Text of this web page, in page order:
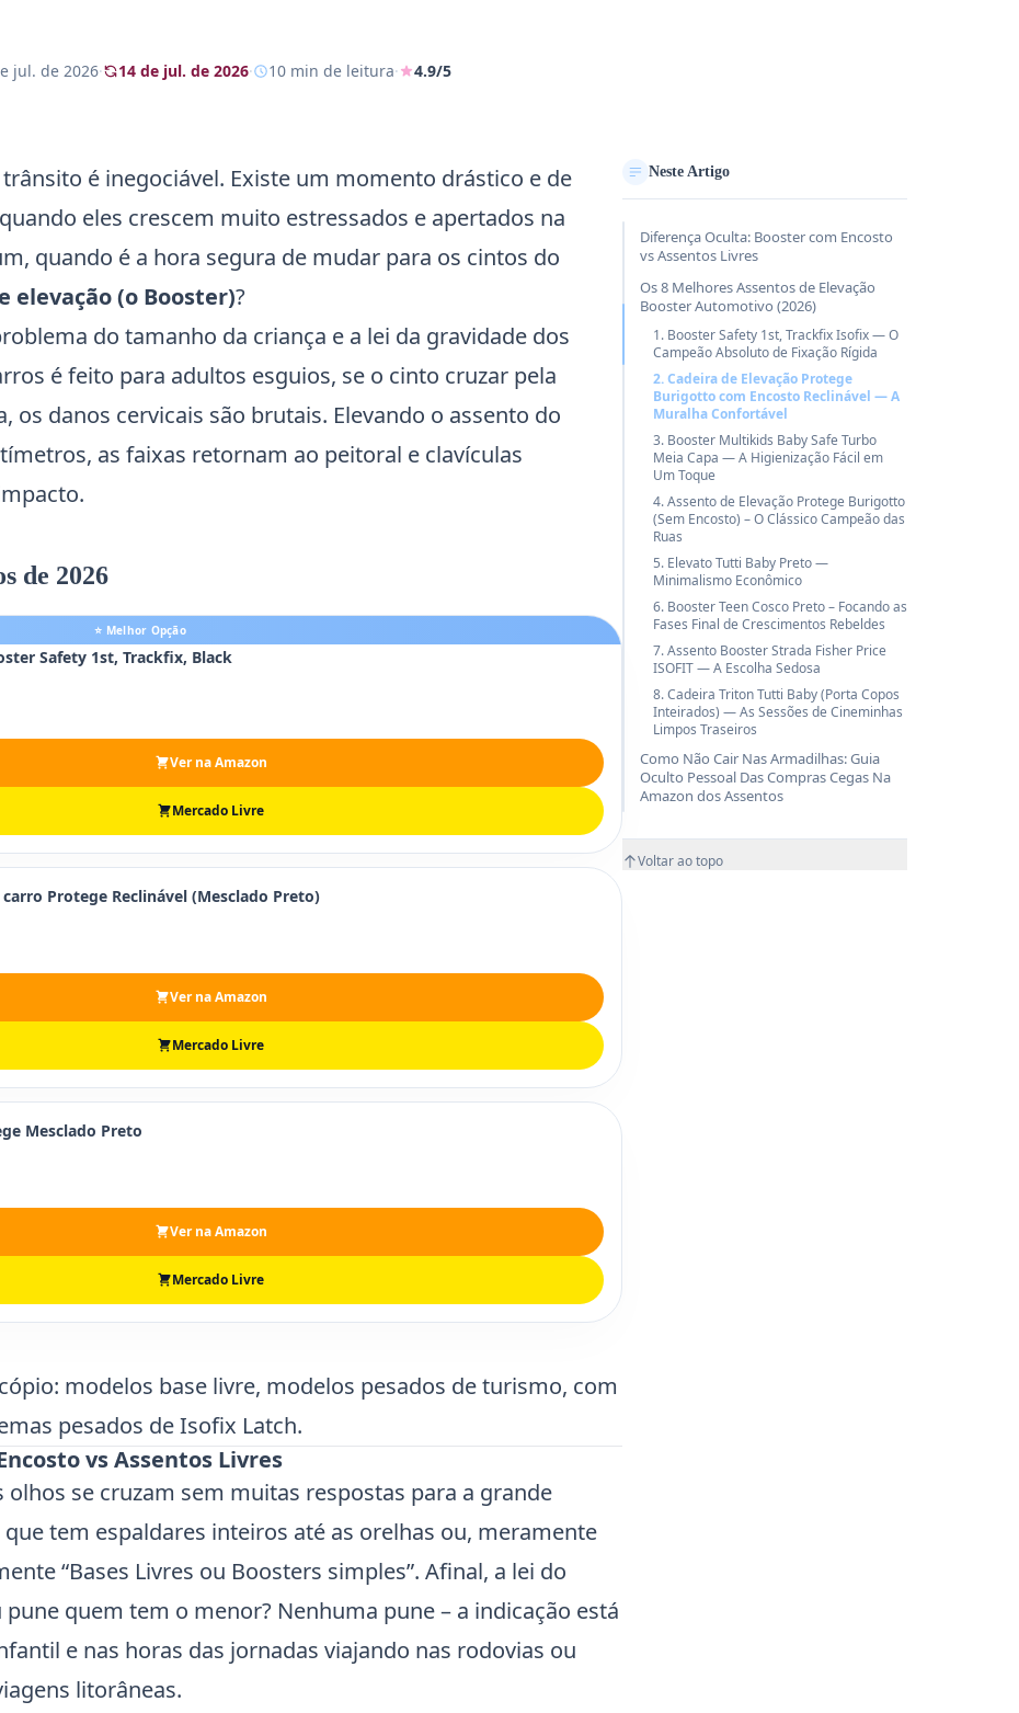
jul. de 2026· 14 de jul. de 2026· 10 min de leitura· 4.9/5
é inegociável. Existe um momento drástico e de
eles crescem muito estressados e apertados na
quando é a hora segura de mudar para os cintos do
elevação (o Booster)?
do tamanho da criança e a lei da gravidade dos
é feito para adultos esguios, se o cinto cruzar pela
os danos cervicais são brutais. Elevando o assento do
as faixas retornam ao peitoral e clavículas
de 2026
⭐ Melhor Opção
Safety 1st, Trackfix, Black
Ver na Amazon
Mercado Livre
Protege Reclinável (Mesclado Preto)
Ver na Amazon
Mercado Livre
Mesclado Preto
Ver na Amazon
Mercado Livre
modelos base livre, modelos pesados de turismo, com
pesados de Isofix Latch.
vs Assentos Livres
se cruzam sem muitas respostas para a grande
tem espaldares inteiros até as orelhas ou, meramente
“Bases Livres ou Boosters simples”. Afinal, a lei do
quem tem o menor? Nenhuma pune – a indicação está
e nas horas das jornadas viajando nas rodovias ou
litorâneas.
Neste Artigo
Diferença Oculta: Booster com Encosto
vs Assentos Livres
Os 8 Melhores Assentos de Elevação
Booster Automotivo (2026)
1. Booster Safety 1st, Trackfix Isofix — O
Campeão Absoluto de Fixação Rígida
2. Cadeira de Elevação Protege
Burigotto com Encosto Reclinável — A
Muralha Confortável
3. Booster Multikids Baby Safe Turbo
Meia Capa — A Higienização Fácil em
Um Toque
4. Assento de Elevação Protege Burigotto
(Sem Encosto) – O Clássico Campeão das
Ruas
5. Elevato Tutti Baby Preto —
Minimalismo Econômico
6. Booster Teen Cosco Preto – Focando as
Fases Final de Crescimentos Rebeldes
7. Assento Booster Strada Fisher Price
ISOFIT — A Escolha Sedosa
8. Cadeira Triton Tutti Baby (Porta Copos
Inteirados) — As Sessões de Cineminhas
Limpos Traseiros
Como Não Cair Nas Armadilhas: Guia
Oculto Pessoal Das Compras Cegas Na
Amazon dos Assentos
Voltar ao topo